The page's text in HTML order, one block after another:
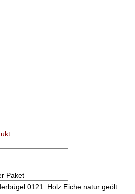
Paket
0121. Holz Eiche natur geölt